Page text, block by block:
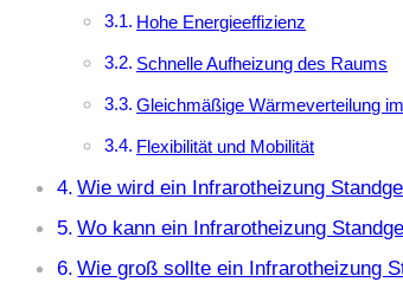
Hohe Energieeffizienz
Schnelle Aufheizung des Raums
Gleichmäßige Wärmeverteilung
Flexibilität und Mobilität
Wie wird ein Infrarotheizung
Wo kann ein Infrarotheizung
Wie groß sollte ein Infrarotheizung